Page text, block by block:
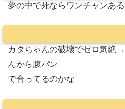
夢の中で死ならワンチャンあ
カタちゃんの破壊でゼロ気絶
んから腹パン
で合ってるのかな